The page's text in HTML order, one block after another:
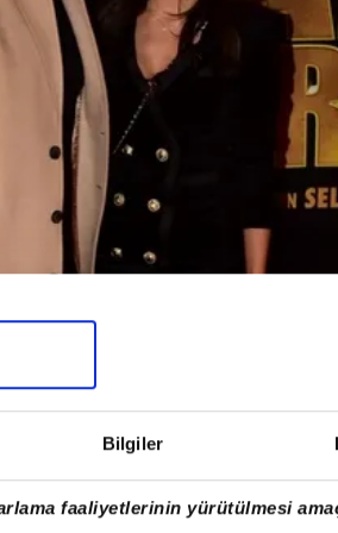
Bilgiler
faaliyetlerinin yürütülmesi